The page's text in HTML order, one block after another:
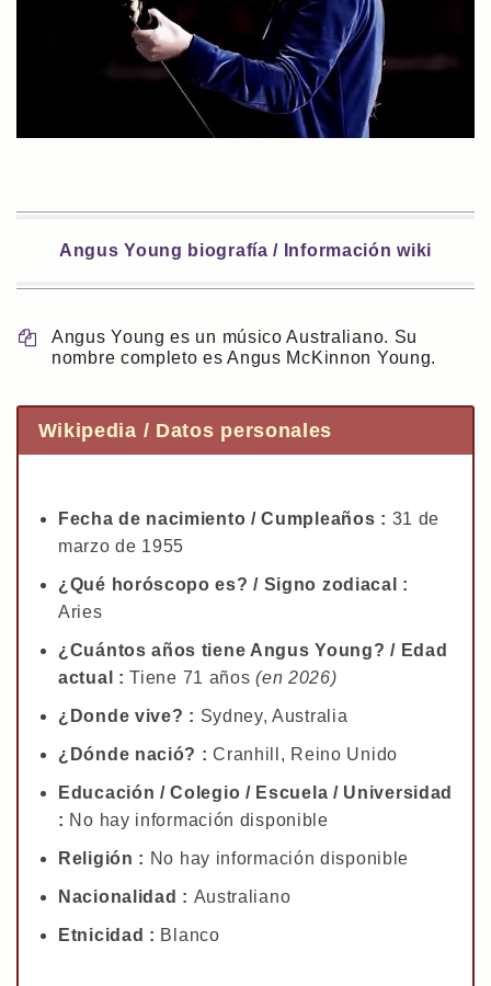
Angus Young biografía / Información wiki
Angus Young es un músico Australiano. Su
nombre completo es Angus McKinnon Young.
Wikipedia / Datos personales
Fecha de nacimiento / Cumpleaños : 31 de
marzo de 1955
¿Qué horóscopo es? / Signo zodiacal :
Aries
¿Cuántos años tiene Angus Young? / Edad
actual :Tiene 71 años(en 2026)
¿Donde vive? : Sydney, Australia
¿Dónde nació? :Cranhill, Reino Unido
Educación / Colegio / Escuela / Universidad
: No hay información disponible
Religión : No hay información disponible
Nacionalidad : Australiano
Etnicidad : Blanco